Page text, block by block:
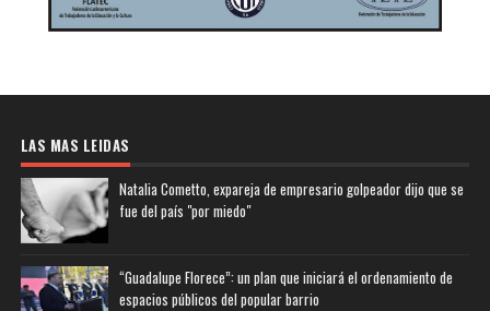
LAS MAS LEIDAS
Natalia Cometto, expareja de empresario golpeador dijo que se
fue del país "por miedo"
“Guadalupe Florece”: un plan que iniciará el ordenamiento de
espacios públicos del popular barrio